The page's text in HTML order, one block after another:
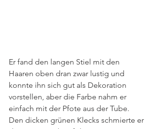
Er fand den langen Stiel mit den
Haaren oben dran zwar lustig und
konnte ihn sich gut als Dekoration
vorstellen, aber die Farbe nahm er
einfach mit der Pfote aus der Tube.
Den dicken grünen Klecks schmierte er